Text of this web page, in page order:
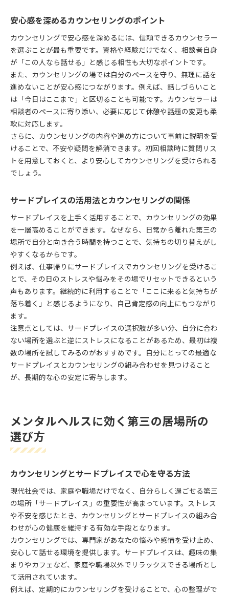
安心感を深めるカウンセリングのポイント
カウンセリングで安心感を深めるには、信頼できるカウンセラー
を選ぶことが最も重要です。資格や経験だけでなく、相談者自身
が「この人なら話せる」と感じる相性も大切なポイントです。
また、カウンセリングの場では自分のペースを守り、無理に話を
進めないことが安心感につながります。例えば、話しづらいこと
は「今日はここまで」と区切ることも可能です。カウンセラーは
相談者のペースに寄り添い、必要に応じて休憩や話題の変更も柔
軟に対応します。
さらに、カウンセリングの内容や進め方について事前に説明を受
けることで、不安や疑問を解消できます。初回相談時に質問リス
トを用意しておくと、より安心してカウンセリングを受けられる
でしょう。
サードプレイスの活用法とカウンセリングの関係
サードプレイスを上手く活用することで、カウンセリングの効果
を一層高めることができます。なぜなら、日常から離れた第三の
場所で自分と向き合う時間を持つことで、気持ちの切り替えがし
やすくなるからです。
例えば、仕事帰りにサードプレイスでカウンセリングを受けるこ
とで、その日のストレスや悩みをその場でリセットできるという
声もあります。継続的に利用することで「ここに来ると気持ちが
落ち着く」と感じるようになり、自己肯定感の向上にもつながり
ます。
注意点としては、サードプレイスの選択肢が多い分、自分に合わ
ない場所を選ぶと逆にストレスになることがあるため、最初は複
数の場所を試してみるのがおすすめです。自分にとっての最適な
サードプレイスとカウンセリングの組み合わせを見つけること
が、長期的な心の安定に寄与します。
メンタルヘルスに効く第三の居場所の
選び方
カウンセリングとサードプレイスで心を守る方法
現代社会では、家庭や職場だけでなく、自分らしく過ごせる第三
の場所「サードプレイス」の重要性が高まっています。ストレス
や不安を感じたとき、カウンセリングとサードプレイスの組み合
わせが心の健康を維持する有効な手段となります。
カウンセリングでは、専門家があなたの悩みや感情を受け止め、
安心して話せる環境を提供します。サードプレイスは、趣味の集
まりやカフェなど、家庭や職場以外でリラックスできる場所とし
て活用されています。
例えば、定期的にカウンセリングを受けることで、心の整理がで